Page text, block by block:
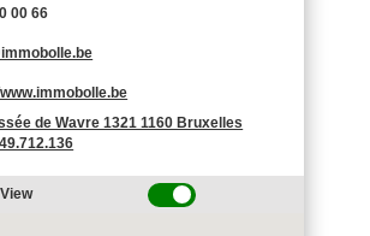
00 66
de Wavre 1321 1160 Bruxelles